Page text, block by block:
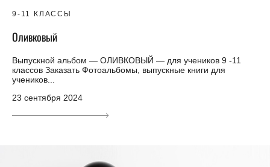
9-11 КЛАССЫ
Оливковый
Выпускной альбом — ОЛИВКОВЫЙ — для учеников 9 -11
классов Заказать Фотоальбомы, выпускные книги для
учеников...
23 сентября 2024